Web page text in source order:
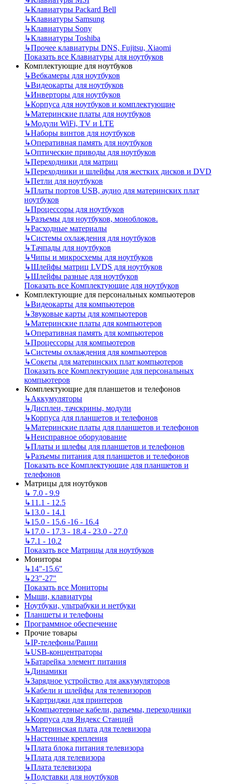
↳Клавиатуры Packard Bell
↳Клавиатуры Samsung
↳Клавиатуры Sony
↳Клавиатуры Toshiba
↳Прочее клавиатуры DNS, Fujitsu, Xiaomi
Показать все Клавиатуры для ноутбуков
Комплектующие для ноутбуков
↳Вебкамеры для ноутбуков
↳Видеокарты для ноутбуков
↳Инверторы для ноутбуков
↳Корпуса для ноутбуков и комплектующие
↳Материнские платы для ноутбуков
↳Модули WiFi, TV и LTE
↳Наборы винтов для ноутбуков
↳Оперативная память для ноутбуков
↳Оптические приводы для ноутбуков
↳Переходники для матриц
↳Переходники и шлейфы для жестких дисков и DVD
↳Петли для ноутбуков
↳Платы портов USB, аудио для материнских плат
ноутбуков
↳Процессоры для ноутбуков
↳Разъемы для ноутбуков, моноблоков.
↳Расходные материалы
↳Системы охлаждения для ноутбуков
↳Тачпады для ноутбуков
↳Чипы и микросхемы для ноутбуков
↳Шлейфы матриц LVDS для ноутбуков
↳Шлейфы разные для ноутбуков
Показать все Комплектующие для ноутбуков
Комплектующие для персональных компьютеров
↳Видеокарты для компьютеров
↳Звуковые карты для компьютеров
↳Материнские платы для компьютеров
↳Оперативная память для компьютеров
↳Процессоры для компьютеров
↳Системы охлаждения для компьютеров
↳Сокеты для материнских плат компьютеров
Показать все Комплектующие для персональных
компьютеров
Комплектующие для планшетов и телефонов
↳Аккумуляторы
↳Дисплеи, тачскрины, модули
↳Корпуса для планшетов и телефонов
↳Материнские платы для планшетов и телефонов
↳Неисправное оборудование
↳Платы и шлефы для планшетов и телефонов
↳Разъемы питания для планшетов и телефонов
Показать все Комплектующие для планшетов и
телефонов
Матрицы для ноутбуков
↳ 7.0 - 9.9
↳11.1 - 12.5
↳13.0 - 14.1
↳15.0 - 15.6 -16 - 16.4
↳17.0 - 17.3 - 18.4 - 23.0 - 27.0
↳7.1 - 10.2
Показать все Матрицы для ноутбуков
Мониторы
↳14"-15.6"
↳23"-27"
Показать все Мониторы
Мыши, клавиатуры
Ноутбуки, ультрабуки и нетбуки
Планшеты и телефоны
Программное обеспечение
Прочие товары
↳IP‑телефоны/Рации
↳USB-концентраторы
↳Батарейка элемент питания
↳Динамики
↳Зарядное устройство для аккумуляторов
↳Кабели и шлейфы для телевизоров
↳Картриджи для принтеров
↳Компьютерные кабели, разъемы, переходники
↳Корпуса для Яндекс Станций
↳Материнская плата для телевизора
↳Настенные крепления
↳Плата блока питания телевизора
↳Плата для телевизора
↳Плата телевизора
↳Подставки для ноутбуков